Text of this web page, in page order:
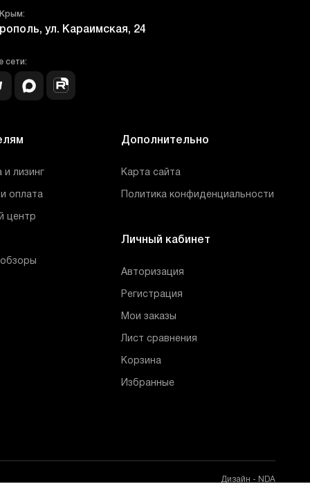
ул. Караимская, 24
сети:
и лизинг
оплата
центр
Дополнительно
Карта сайта
Политика конфиденциальности
Личный кабинет
Авторизация
Регистрация
Мои заказы
Лист сравнения
Корзина
Избранные
Дизайн - NDA